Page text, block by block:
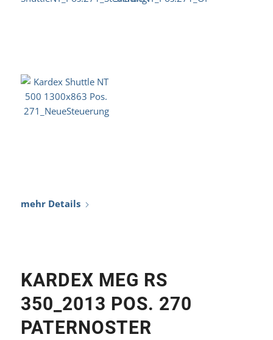
KARDEX MEG RS
350_2013 POS. 270
PATERNOSTER